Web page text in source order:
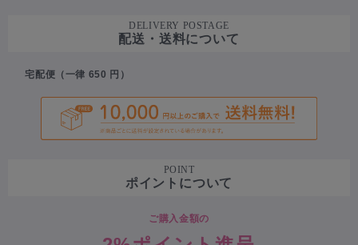
DELIVERY POSTAGE
配送・送料について
宅配便（一律 650 円）
POINT
ポイントについて
ご購入金額の